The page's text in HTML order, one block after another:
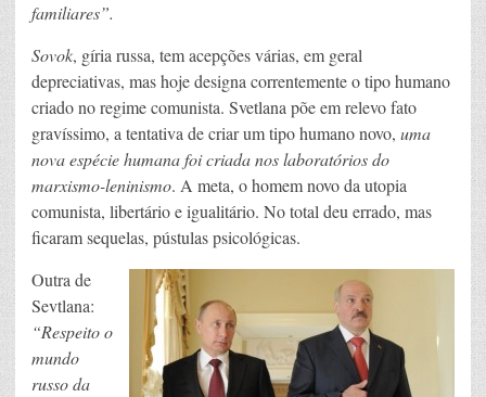
familiares”.
Sovok, gíria russa, tem acepções várias, em geral
depreciativas, mas hoje designa correntemente o tipo humano
criado no regime comunista. Svetlana põe em relevo fato
gravíssimo, a tentativa de criar um tipo humano novo, uma
nova espécie humana foi criada nos laboratórios do
marxismo-leninismo. A meta, o homem novo da utopia
comunista, libertário e igualitário. No total deu errado, mas
ficaram sequelas, pústulas psicológicas.
Outra de
Sevtlana:
“Respeito o
mundo
russo da